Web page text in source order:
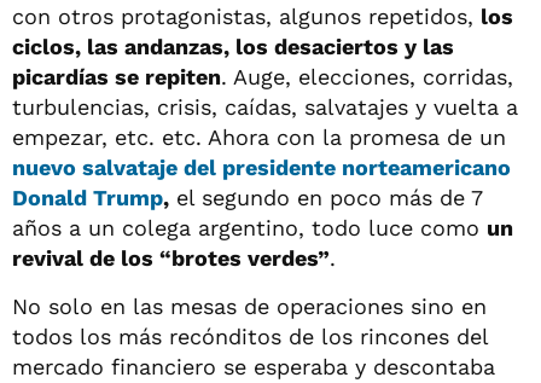
con otros protagonistas, algunos repetidos, los
ciclos, las andanzas, los desaciertos y las
picardías se repiten. Auge, elecciones, corridas,
turbulencias, crisis, caídas, salvatajes y vuelta a
empezar, etc. etc. Ahora con la promesa de un
nuevo salvataje del presidente norteamericano
Donald Trump, el segundo en poco más de 7
años a un colega argentino, todo luce como un
revival de los “brotes verdes”.
No solo en las mesas de operaciones sino en
todos los más recónditos de los rincones del
mercado financiero se esperaba y descontaba